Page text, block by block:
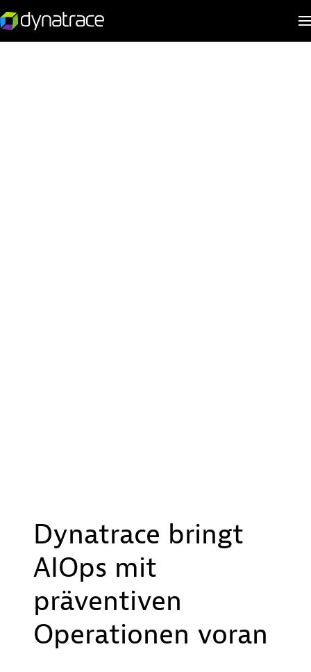
Dynatrace bringt
AIOps mit
präventiven
Operationen voran